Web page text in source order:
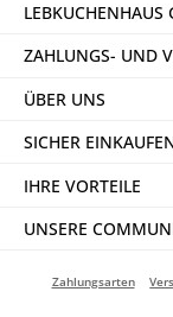
LEBKUCHENHAUS
ZAHLUNGS- UND
ÜBER UNS
SICHER
IHRE VORTEILE
UNSERE
Zahlungsarten